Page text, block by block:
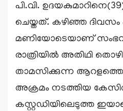
പി.വി.
ചെയ്തത്. കഴിഞ്ഞ ദിവസം
മണിയോടെയാണ്
രാത്രിയിൽ അതിഥി
താമസിക്കുന്ന ആറളത്തെ
അക്രമം നടത്തിയ
കസ്റ്റഡിയിലെടുത്ത